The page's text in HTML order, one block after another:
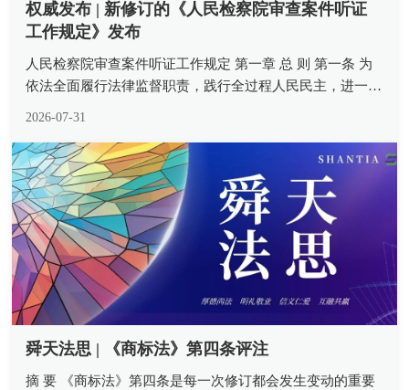
权威发布 | 新修订的《人民检察院审查案件听证
工作规定》发布
人民检察院审查案件听证工作规定 第一章 总 则 第一条 为
依法全面履行法律监督职责，践行全过程人民民主，进一步
正，提升司法公信，根据...
2026-07-31
舜天法思 | 《商标法》第四条评注
摘 要 《商标法》第四条是每一次修订都会发生变动的重要